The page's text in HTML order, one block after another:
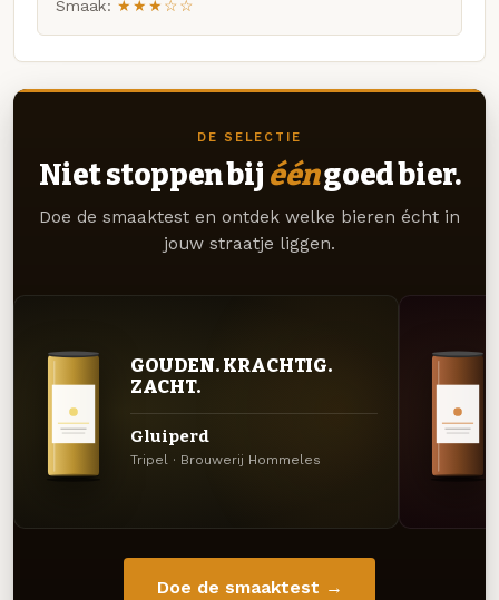
Smaak: ★★★☆☆
DE SELECTIE
Niet stoppen bij ééngoed bier.
Doe de smaaktest en ontdek welke bieren écht in
jouw straatje liggen.
GOUDEN. KRACHTIG.
ZACHT.
Gluiperd
Tripel · Brouwerij Hommeles
Doe de smaaktest →